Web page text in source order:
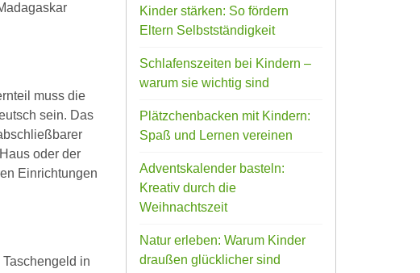
muss die
sein. Das
oder der
Einrichtungen
in
Kinder stärken: So fördern
Eltern Selbstständigkeit
Schlafenszeiten bei Kindern –
warum sie wichtig sind
Plätzchenbacken mit Kindern:
Spaß und Lernen vereinen
Adventskalender basteln:
Kreativ durch die
Weihnachtszeit
Natur erleben: Warum Kinder
draußen glücklicher sind